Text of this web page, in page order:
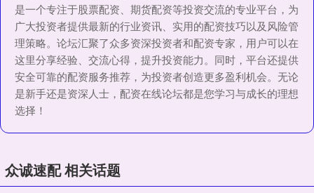
是一个专注于股票配资、期货配资等投资交流的专业平台，为
广大投资者提供最新的行业资讯、实用的配资技巧以及风险管
理策略。论坛汇聚了众多资深投资者和配资专家，用户可以在
这里分享经验、交流心得，提升投资能力。同时，平台还提供
安全可靠的配资服务推荐，为投资者创造更多盈利机会。无论
是新手还是资深人士，配资在线论坛都是您学习与成长的理想
选择！
众诚速配 相关话题